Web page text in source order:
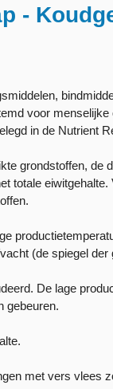
-
voor
in de Nutrient
grondstoffen,
(de spiegel der
De lage
gebeuren.
met vers vlees